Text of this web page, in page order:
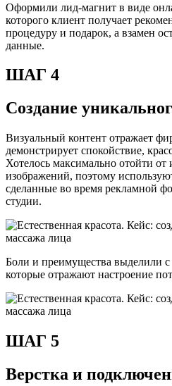
Оформили лид-магнит в виде
которого клиент получает
процедуру и подарок, а взамен
данные.
ШАГ 4
Создание
Визуальный контент отражает
демонстрирует спокойствие,
Хотелось максимально отойти от
изображений, поэтому
сделанные во время рекламной
студии.
Боли и преимущества выделили
которые отражают настроение
ШАГ 5
Верстка и